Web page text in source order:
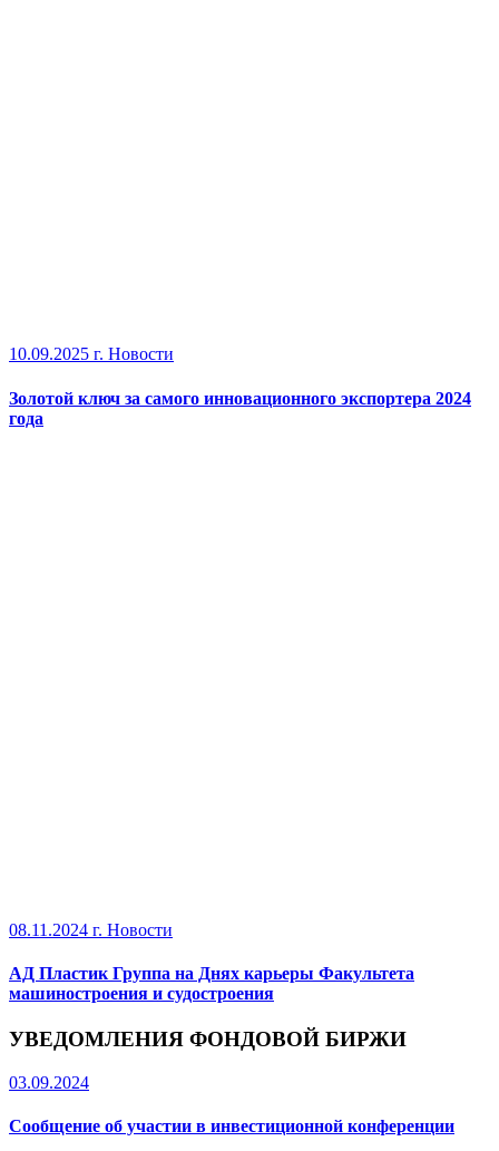
10.09.2025 г. Новости
Золотой ключ за самого инновационного экспортера 2024
года
08.11.2024 г. Новости
АД Пластик Группа на Днях карьеры Факультета
машиностроения и судостроения
УВЕДОМЛЕНИЯ ФОНДОВОЙ БИРЖИ
03.09.2024
Сообщение об участии в инвестиционной конференции